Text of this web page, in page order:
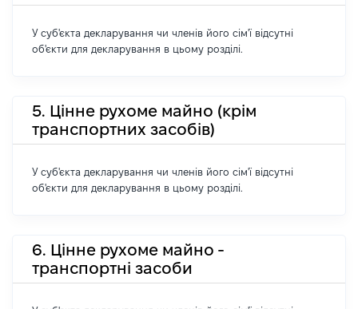
У суб'єкта декларування чи членів його сім'ї відсутні
об'єкти для декларування в цьому розділі.
5. Цінне рухоме майно (крім
транспортних засобів)
У суб'єкта декларування чи членів його сім'ї відсутні
об'єкти для декларування в цьому розділі.
6. Цінне рухоме майно -
транспортні засоби